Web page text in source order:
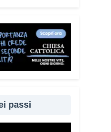
questo
Sì, sto
in tutta Italia.
prefetture e le
di Elmas.
avere paura di
passi